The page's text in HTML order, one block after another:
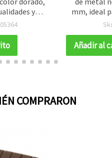
y
20 uds
mm, ideal
cabello
Añadir al
COMPRARON